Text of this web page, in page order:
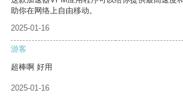
助你在网络上自由移动。
2025-01-16
游客
超棒啊 好用
2025-01-16